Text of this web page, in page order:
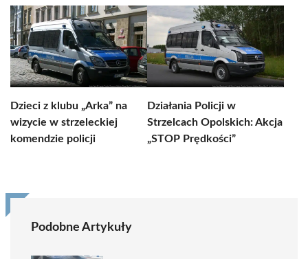
Dzieci z klubu „Arka” na
wizycie w strzeleckiej
komendzie policji
Działania Policji w
Strzelcach Opolskich: Akcja
„STOP Prędkości”
Podobne Artykuły